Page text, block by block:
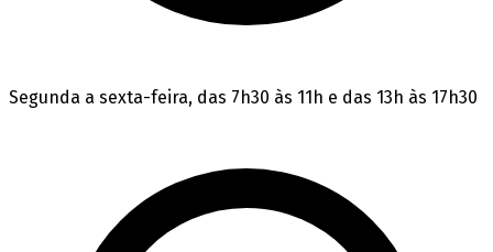
Segunda a sexta-feira, das 7h30 às 11h e das 13h às 17h30